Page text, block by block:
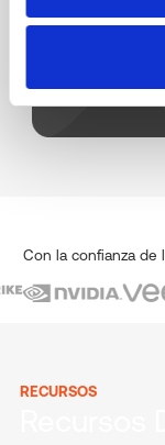
Con la confianza de
RECURSOS